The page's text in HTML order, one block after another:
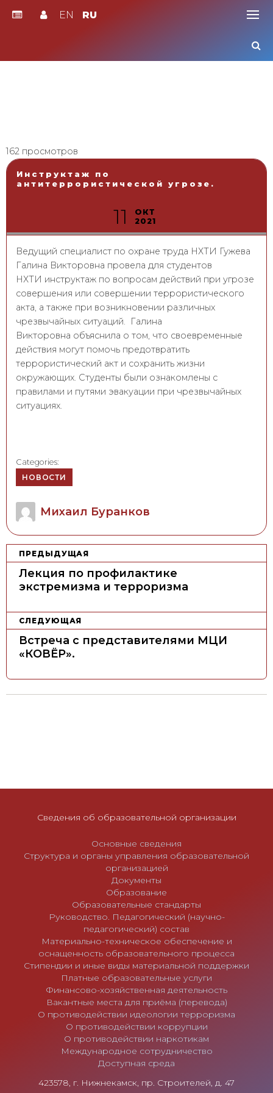
EN RU
162 просмотров
Инструктаж по
антитеррористической угрозе.
11
ОКТ
2021
Ведущий специалист по охране труда НХТИ Гужева
Галина Викторовна провела для студентов
НХТИ инструктаж по вопросам действий при угрозе
совершения или совершении террористического
акта, а также при возникновении различных
чрезвычайных ситуаций. Галина
Викторовна объяснила о том, что своевременные
действия могут помочь предотвратить
террористический акт и сохранить жизни
окружающих. Студенты были ознакомлены с
правилами и путями эвакуации при чрезвычайных
ситуациях.
Categories:
НОВОСТИ
Author
Михаил Буранков
Н
и
и
ПРЕДЫДУЩАЯ
Лекция по профилактике
экстремизма и терроризма
СЛЕДУЮЩАЯ
Встреча с представителями МЦИ
«КОВЁР».
Сведения об образовательной организации
Основные сведения
Структура и органы управления образовательной
организацией
Документы
Образование
Образовательные стандарты
Руководство. Педагогический (научно-
педагогический) состав
Материально-техническое обеспечение и
оснащенность образовательного процесса
Стипендии и иные виды материальной поддержки
Платные образовательные услуги
Финансово-хозяйственная деятельность
Вакантные места для приёма (перевода)
О противодействии идеологии терроризма
О противодействии коррупции
О противодействии наркотикам
Международное сотрудничество
Доступная среда
423578, г. Нижнекамск, пр. Строителей, д. 47